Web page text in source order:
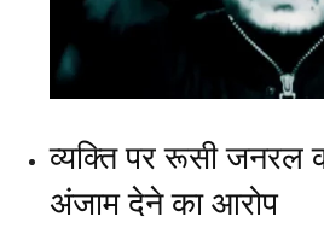
व्यक्ति पर रूसी जनरल
अंजाम देने का आरोप